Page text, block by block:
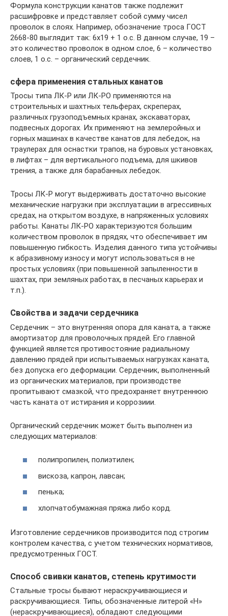
Формула конструкции канатов также подлежит
расшифровке и представляет собой сумму чисел
проволок в слоях. Например, обозначение троса ГОСТ
2668-80 выглядит так: 6х19 + 1 о.с. В данном случае, 19 –
это количество проволок в одном слое, 6 – количество
слоев, 1 о.с. – органический сердечник.
сфера применения стальных канатов
Тросы типа ЛК-Р или ЛК-РО применяются на
строительных и шахтных тельферах, скреперах,
различных грузоподъемных кранах, экскаваторах,
подвесных дорогах. Их применяют на землеройных и
горных машинах в качестве канатов для лебедок, на
траулерах для оснастки трапов, на буровых установках,
в лифтах – для вертикального подъема, для шкивов
трения, а также для барабанных лебедок.
Тросы ЛК-Р могут выдерживать достаточно высокие
механические нагрузки при эксплуатации в агрессивных
средах, на открытом воздухе, в напряженных условиях
работы. Канаты ЛК-РО характеризуются большим
количеством проволок в прядях, что обеспечивает им
повышенную гибкость. Изделия данного типа устойчивы
к абразивному износу и могут использоваться в не
простых условиях (при повышенной запыленности в
шахтах, при земляных работах, в песчаных карьерах и
т.п.).
Свойства и задачи сердечника
Сердечник – это внутренняя опора для каната, а также
амортизатор для проволочных прядей. Его главной
функцией является противостояние радиальному
давлению прядей при испытываемых нагрузках каната,
без допуска его деформации. Сердечник, выполненный
из органических материалов, при производстве
пропитывают смазкой, что предохраняет внутреннюю
часть каната от истирания и коррозиии.
Органический сердечник может быть выполнен из
следующих материалов:
полипропилен, полиэтилен;
вискоза, капрон, лавсан;
пенька;
хлопчатобумажная пряжа либо корд.
Изготовление сердечников производится под строгим
контролем качества, с учетом технических нормативов,
предусмотренных ГОСТ.
Способ свивки канатов, степень крутимости
Стальные тросы бывают нераскручивающиеся и
раскручивающиеся. Типы, обозначенные литерой «Н»
(нераскручивающиеся), обладают следующими